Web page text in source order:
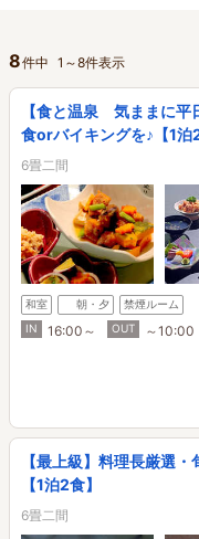
8件中 1 ～8件表示
【食と温泉 気ままに平
食orバイキングを♪【1泊2
6畳二間
和室 朝・夕
禁煙ルーム
IN
16:00～ OUT ～10:00
【最上級】料理長厳選
【1泊2食】
6畳二間